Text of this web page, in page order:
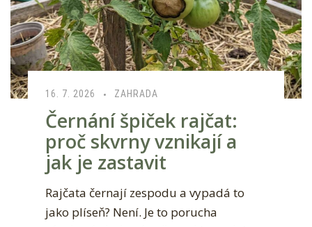
16. 7. 2026 ZAHRADA
Černání špiček rajčat:
proč skvrny vznikají a
jak je zastavit
Rajčata černají zespodu a vypadá to
jako plíseň? Není. Je to porucha